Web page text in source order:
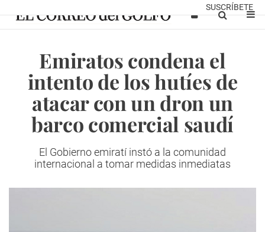
SUSCRÍBETE
Emiratos condena el
intento de los hutíes de
atacar con un dron un
barco comercial saudí
El Gobierno emiratí instó a la comunidad
internacional a tomar medidas inmediatas